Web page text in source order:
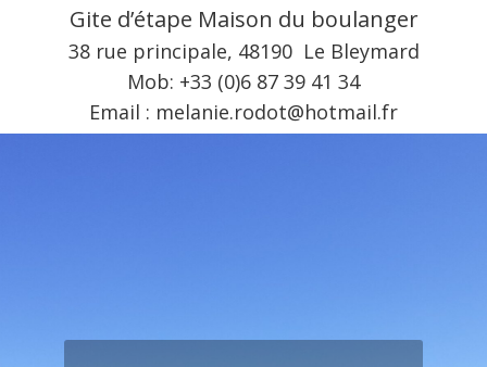
Gite d’étape Maison du boulanger
38 rue principale, 48190 Le Bleymard
Mob: +33 (0)6 87 39 41 34
Email : melanie.rodot@hotmail.fr